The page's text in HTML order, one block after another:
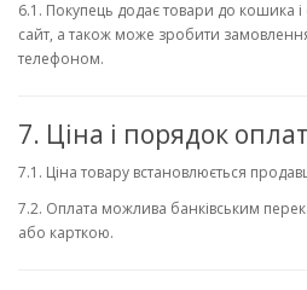
6.1. Покупець додає товари до
сайт, а також може зробити
телефоном.
7. Ціна і порядок
7.1. Ціна товару встановлюється
7.2. Оплата можлива банківським
або карткою.